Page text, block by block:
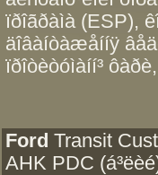
ïðîãðàìà (ESP),
äîâàíòàæåííÿ
ïðîòèòóìàíí³
Ford Transit
AHK PDC